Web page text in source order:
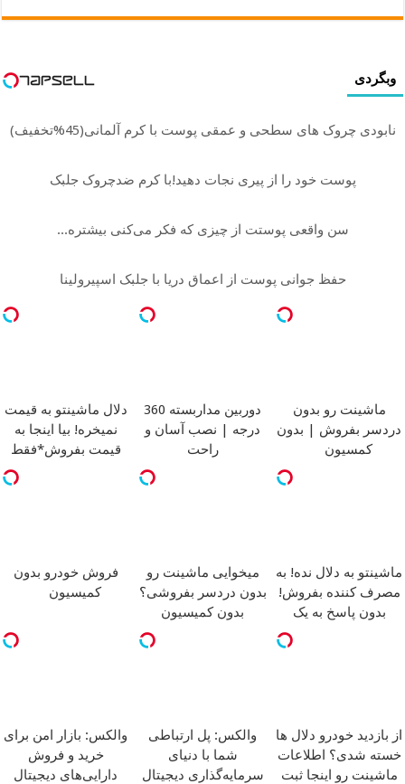
وبگردی
نابودی چروک های سطحی و عمقی پوست با کرم آلمانی(45%تخفیف)
پوست خود را از پیری نجات دهید!با کرم ضدچروک جلبک
سن واقعی پوستت از چیزی که فکر می‌کنی بیشتره...
حفظ جوانی پوست از اعماق دریا با جلبک اسپیرولینا
ماشینت رو بدون
دردسر بفروش | بدون
کمسیون
دوربین مداربسته 360
درجه | نصب آسان و
راحت
دلال ماشینتو به قیمت
نمیخره! بیا اینجا به
قیمت بفروش*فقط
ماشینتو به دلال نده! به
مصرف کننده بفروش!
بدون پاسخ به یک
میخوایی ماشینت رو
بدون دردسر بفروشی؟
بدون کمیسیون
فروش خودرو بدون
کمیسیون
از بازدید خودرو دلال ها
خسته شدی؟ اطلاعات
ماشینت رو اینجا ثبت
والکس: پل ارتباطی
شما با دنیای
سرمایه‌گذاری دیجیتال
والکس: بازار امن برای
خرید و فروش
دارایی‌های دیجیتال